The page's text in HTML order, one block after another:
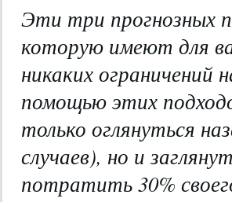
Эти три прогнозных
которую имеют для
никаких
помощью этих
только оглянуться
случаев), но и
потратить 30%